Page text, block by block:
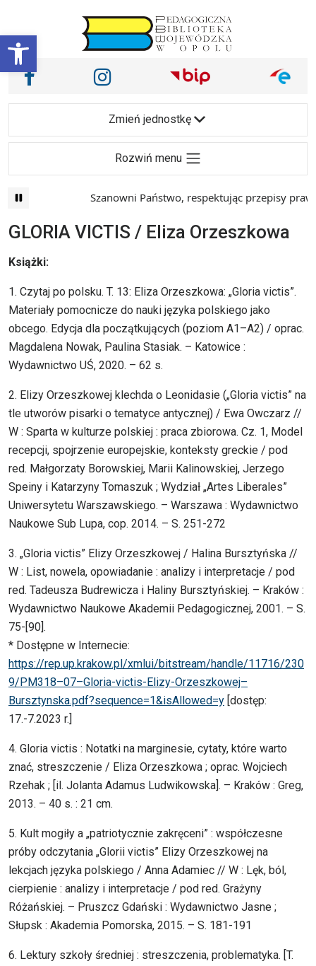
Otwórz pasek narzędzi
Main Navigation
Nasze media społecznościowe i inne
Facebook Instagram
Zmień jednostkę
Rozwiń menu
Szanowni Państwo, respektując przepisy prawa i
GLORIA VICTIS / Eliza Orzeszkowa
Książki:
1. Czytaj po polsku. T. 13: Eliza Orzeszkowa: „Gloria victis”.
Materiały pomocnicze do nauki języka polskiego jako
obcego. Edycja dla początkujących (poziom A1–A2) / oprac.
Magdalena Nowak, Paulina Stasiak. – Katowice :
Wydawnictwo UŚ, 2020. – 62 s.
2. Elizy Orzeszkowej klechda o Leonidasie („Gloria victis” na
tle utworów pisarki o tematyce antycznej) / Ewa Owczarz //
W : Sparta w kulturze polskiej : praca zbiorowa. Cz. 1, Model
recepcji, spojrzenie europejskie, konteksty greckie / pod
red. Małgorzaty Borowskiej, Marii Kalinowskiej, Jerzego
Speiny i Katarzyny Tomaszuk ; Wydział „Artes Liberales”
Uniwersytetu Warszawskiego. – Warszawa : Wydawnictwo
Naukowe Sub Lupa, cop. 2014. – S. 251-272
3. „Gloria victis” Elizy Orzeszkowej / Halina Bursztyńska //
W : List, nowela, opowiadanie : analizy i interpretacje / pod
red. Tadeusza Budrewicza i Haliny Bursztyńskiej. – Kraków :
Wydawnictwo Naukowe Akademii Pedagogicznej, 2001. – S.
75-[90].
* Dostępne w Internecie:
https://rep.up.krakow.pl/xmlui/bitstream/handle/11716/230
9/PM318–07–Gloria-victis-Elizy-Orzeszkowej–
Bursztynska.pdf?sequence=1&isAllowed=y [dostęp:
17.-7.2023 r.]
4. Gloria victis : Notatki na marginesie, cytaty, które warto
znać, streszczenie / Eliza Orzeszkowa ; oprac. Wojciech
Rzehak ; [il. Jolanta Adamus Ludwikowska]. – Kraków : Greg,
2013. – 40 s. : 21 cm.
5. Kult mogiły a „patriotycznie zakręceni” : współczesne
próby odczytania „Glorii victis” Elizy Orzeszkowej na
lekcjach języka polskiego / Anna Adamiec // W : Lęk, ból,
cierpienie : analizy i interpretacje / pod red. Grażyny
Różańskiej. – Pruszcz Gdański : Wydawnictwo Jasne ;
Słupsk : Akademia Pomorska, 2015. – S. 181-191
6. Lektury szkoły średniej : streszczenia, problematyka. [T.